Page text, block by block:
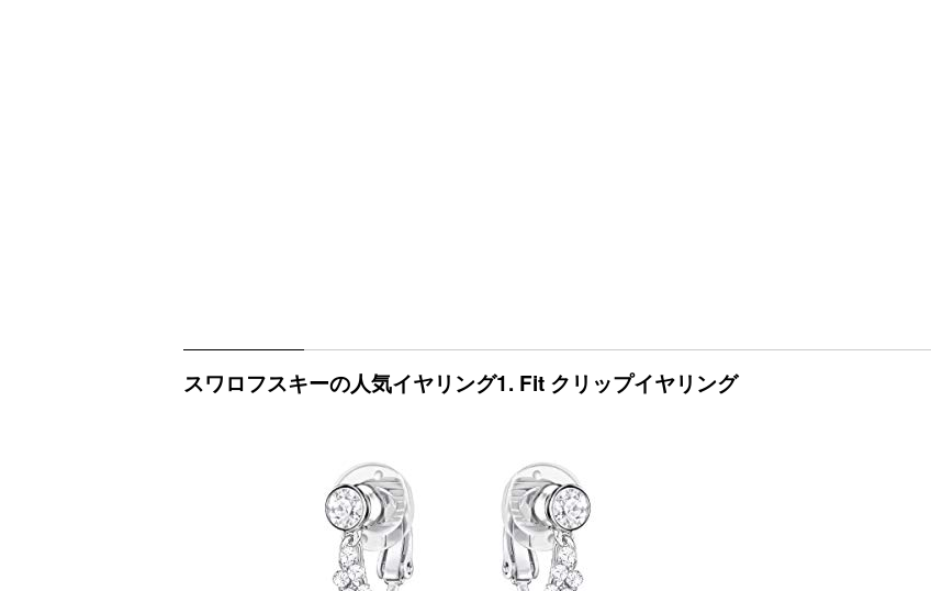
スワロフスキーの人気イヤリング1. Fit クリップイヤリング